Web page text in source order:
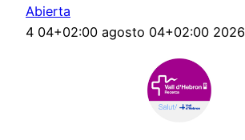
Abierta
4 04+02:00 agosto 04+02:00 2026